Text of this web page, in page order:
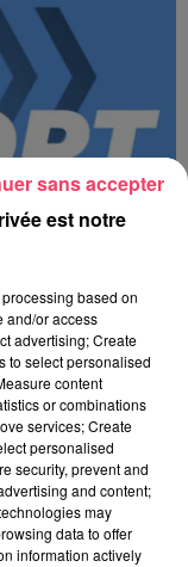
est notre
based on
and/or access
advertising; Create
to select personalised
content
or combinations
services; Create
personalised
security, prevent and
and content;
may
data to offer
information actively
sans accepter